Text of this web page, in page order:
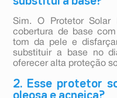
Sim. O Protetor Solar
cobertura de base
tom da pele e
substituir a base no
oferecer alta proteção
2. Esse protetor
oleosa e acneica?